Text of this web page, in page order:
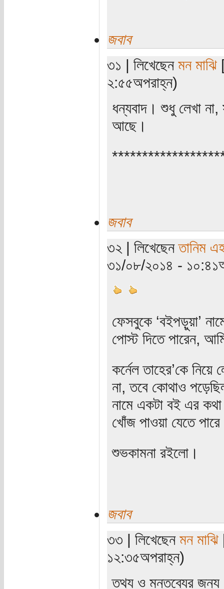
জবাব
৩১ | লিখেছেন মন মাঝি
২:৫৫অপরাহ্ন)
ধন্যবাদ। শুধু লেখা
আছে।
জবাব
৩২ | লিখেছেনতানিম
৩১/০৮/২০১৪ -
ফেসবুকে ‘বইপড়ুয়া’
পোস্ট দিতে পারেন,
কর্নেল তাহের’কে
না, তবে কোথাও
নামে একটা বই এর
খোঁজ পাওয়া যেতে
শুভকামনা রইলো।
জবাব
৩৩ | লিখেছেন মন মাঝি
১২:৩৫অপরাহ্ন)
তথ্য ও মন্তব্যের জন্য